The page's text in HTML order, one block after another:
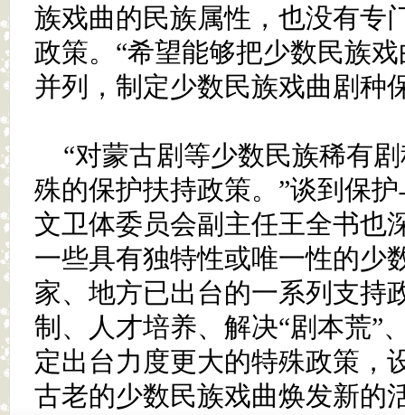
族戏曲的民族属性，也没有专
政策。“希望能够把少数民族
并列，制定少数民族戏曲剧种
“对蒙古剧等少数民族稀有
殊的保护扶持政策。”谈到保
文卫体委员会副主任王全书也
一些具有独特性或唯一性的少
家、地方已出台的一系列支持
制、人才培养、解决“剧本荒”
定出台力度更大的特殊政策，
古老的少数民族戏曲焕发新的